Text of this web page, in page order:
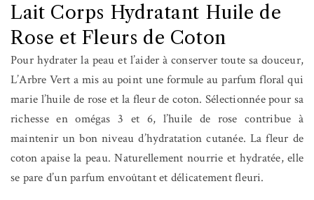
Lait Corps Hydratant Huile de
Rose et Fleurs de Coton
Pour hydrater la peau et l’aider à conserver toute sa douceur,
L’Arbre Vert a mis au point une formule au parfum floral qui
marie l’huile de rose et la fleur de coton. Sélectionnée pour sa
richesse en omégas 3 et 6, l’huile de rose contribue à
maintenir un bon niveau d’hydratation cutanée. La fleur de
coton apaise la peau. Naturellement nourrie et hydratée, elle
se pare d’un parfum envoûtant et délicatement fleuri.